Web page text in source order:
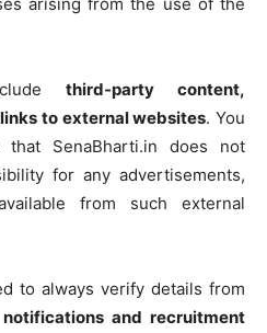
third‑party content,
to external websites. You
that SenaBharti.in does not
for any advertisements,
from such external
to always verify details from
and recruitment